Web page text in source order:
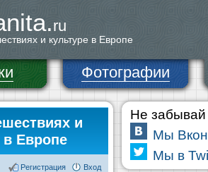
ru
и культуре в Европе
Фотографии
и
в Европе
Вход
Регистрация
Не забывай
Мы
Мы в